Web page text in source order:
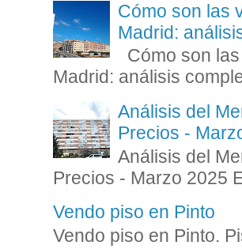
Cómo son las
Madrid:
Cómo son
Madrid: análisis
Análisis del
Precios -
Análisis del
Precios - Marzo 2025
Vendo piso en Pinto
Vendo piso en Pinto.